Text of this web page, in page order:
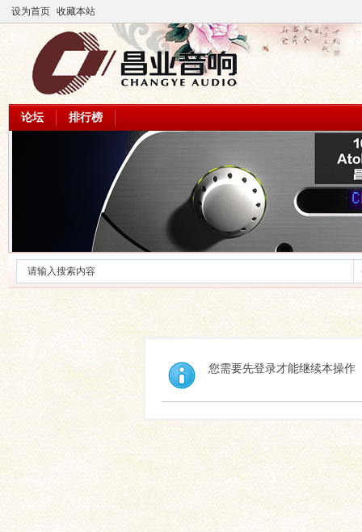
设为首页 收藏本站
论坛 排行榜
您需要先登录才能继续本操作